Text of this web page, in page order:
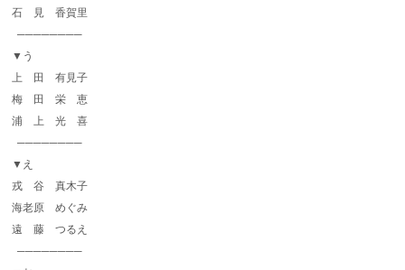
石 見 香賀里
────────
▼う
上 田 有見子
梅 田 栄 恵
浦 上 光 喜
────────
▼え
戎 谷 真木子
海老原 めぐみ
遠 藤 つるえ
────────